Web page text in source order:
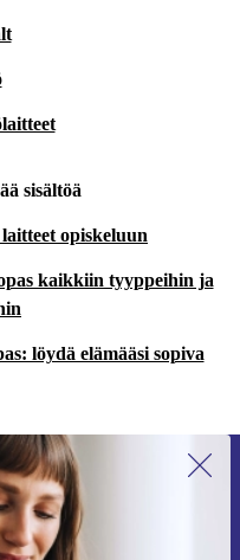
sisältöä
opiskeluun
kaikkiin tyyppeihin ja
löydä elämääsi sopiva
kertaa uutiskirjeen
15 €!
tarjousta.